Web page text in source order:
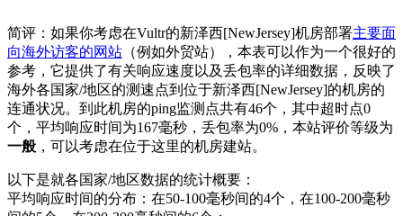
简评：如果你考虑在Vultr的新泽西[NewJersey]机房部署主要面
向海外访客的网站 （例如外贸站），本表可以作为一个很好的
参考，它提供了有关响应速度以及丢包率的详细数据，反映了
海外各国家/地区的测速点到位于新泽西[NewJersey]的机房的
连通状况。到此机房的ping监测点共有46个，其中超时点0
个，平均响应时间为167毫秒，丢包率为0%，本站评价等级为
一般 ，可以考虑在位于这里的机房建站。
以下是就各国家/地区数据的统计概要：
平均响应时间的分布：在50-100毫秒间的4个，在100-200毫秒